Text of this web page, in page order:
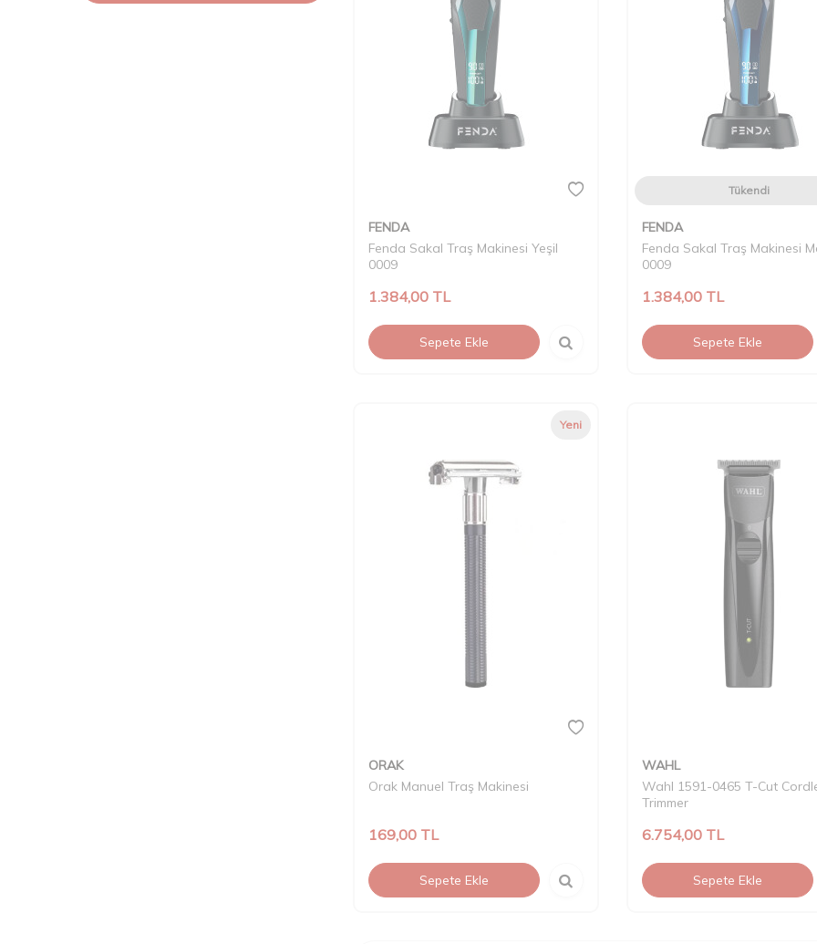
FENDA
Fenda Sakal Traş Makinesi Yeşil
0009
1.384,00 TL
Sepete Ekle
Tükendi
FENDA
Fenda Sakal Traş Makinesi
0009
1.384,00TL
Sepete Ekle
Yeni
ORAK
Orak Manuel Traş Makinesi
169,00 TL
Sepete Ekle
WAHL
Wahl 1591-0465 T-Cut
Trimmer
6.754,00TL
Sepete Ekle